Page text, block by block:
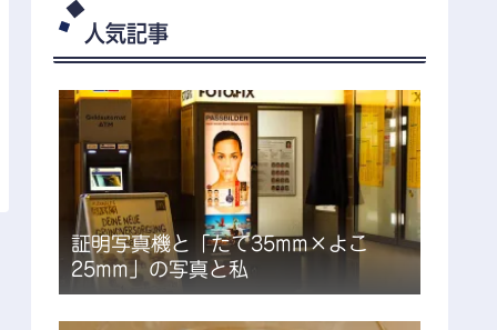
人気記事
証明写真機と「たて35mm×よこ
25mm」の写真と私